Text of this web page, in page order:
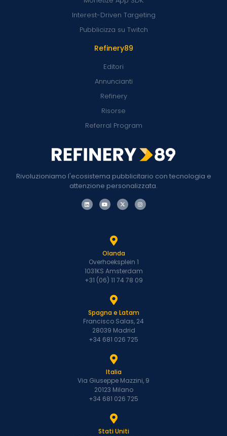
Rivoluzioniamo l'ecosistema pubblicitario con tecnologia e
attenzione personalizzata.
Refinery89
Editori
Annuncianti
Refinery
Risorse
Referral Program
Interest-Driven Targeting
Pubblicizza su Twitch
Olanda
Overhoeksplein 1
1031KS Amsterdam
+31 (06) 11 74 78 09
Spagna e Latam
Francisco Salas, 24
28039 Madrid
+34 681 026 725
Italia
Via Giuseppe Mazzini, 9
20123 Milano
+34 681 026 725
Stati Uniti